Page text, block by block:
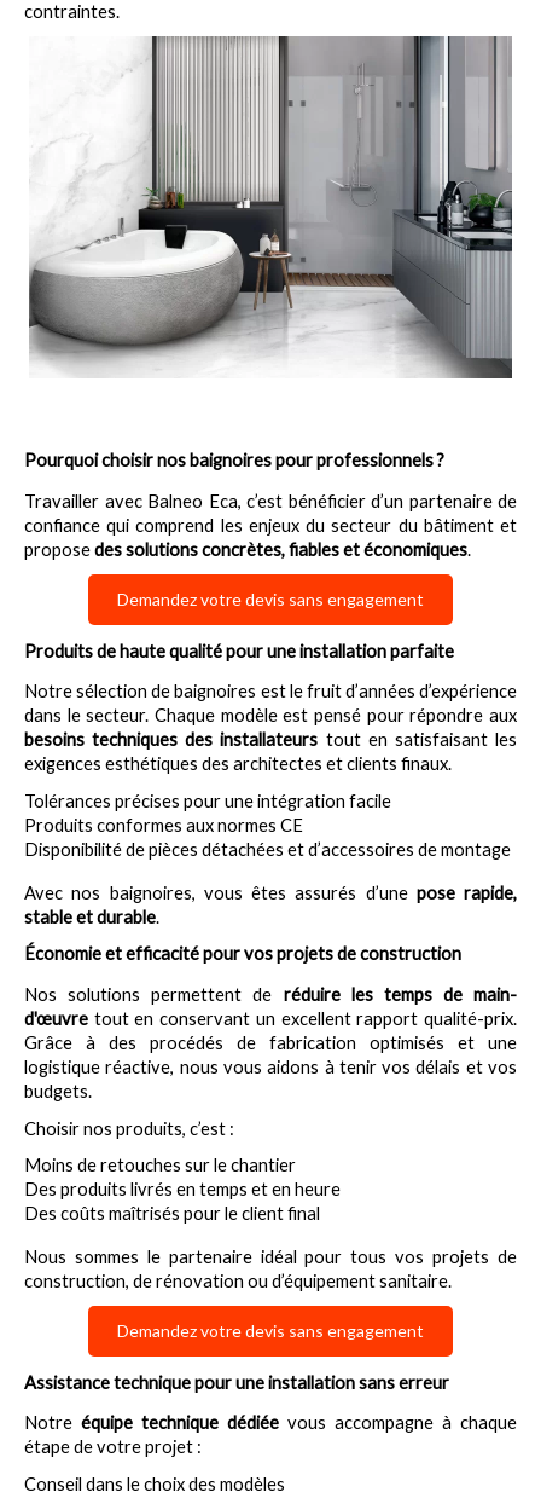
contraintes.
Pourquoi choisir nos baignoires pour professionnels ?
Travailler avec Balneo Eca, c’est bénéficier d’un partenaire de
confiance qui comprend les enjeux du secteur du bâtiment et
propose des solutions concrètes, fiables et économiques.
Demandez votre devis sans engagement
Produits de haute qualité pour une installation parfaite
Notre sélection de baignoires est le fruit d’années d’expérience
besoins techniques des installateurs tout en satisfaisant les
exigences esthétiques des architectes et clients finaux.
Tolérances précises pour une intégration facile
Produits conformes aux normes CE
Disponibilité de pièces détachées et d’accessoires de montage
Avec nos baignoires, vous êtes assurés d’une pose rapide,
stable et durable.
Économie et efficacité pour vos projets de construction
Nos solutions permettent de réduire les temps de main-
d'œuvre tout en conservant un excellent rapport qualité-prix.
Grâce à des procédés de fabrication optimisés et une
logistique réactive, nous vous aidons à tenir vos délais et vos
budgets.
Choisir nos produits, c’est :
Moins de retouches sur le chantier
Des produits livrés en temps et en heure
Des coûts maîtrisés pour le client final
Nous sommes le partenaire idéal pour tous vos projets de
construction, de rénovation ou d’équipement sanitaire.
Demandez votre devis sans engagement
Assistance technique pour une installation sans erreur
Notre équipe technique dédiée vous accompagne à chaque
étape de votre projet :
Conseil dans le choix des modèles